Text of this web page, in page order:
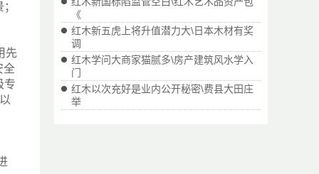
《
红木新五虎上将升值潜力大\日本木材有奖
调
红木学问大商家猫腻多\房产建筑风水学入
门
红木以次充好是业内公开秘密\费县大田庄
举
先
全
专